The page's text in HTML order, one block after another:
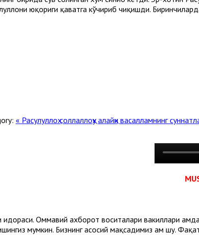
юқориги қаватга кўчириб чиқишди.
« Расулуллоҳ соллаллоҳу алайҳи васалламнинг
идораси. Оммавий ахборот воситалари
мумкин. Бизнинг асосий мақсадимиз ҳам шу.